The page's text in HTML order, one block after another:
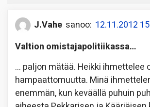
J.Vahe sanoo: 12.11.2012
Valtion omistajapolitiikassa…
… paljon mätää. Heikki ihmettelee
hampaattomuutta. Minä
enemmän, kun keväällä puhuin